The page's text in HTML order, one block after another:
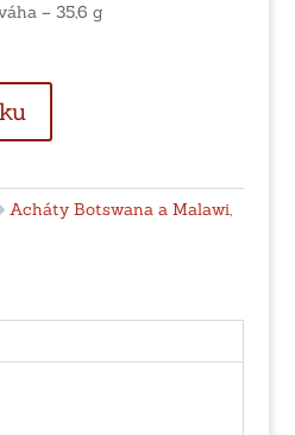
– 35,6 g
Acháty Botswana a Malawi,